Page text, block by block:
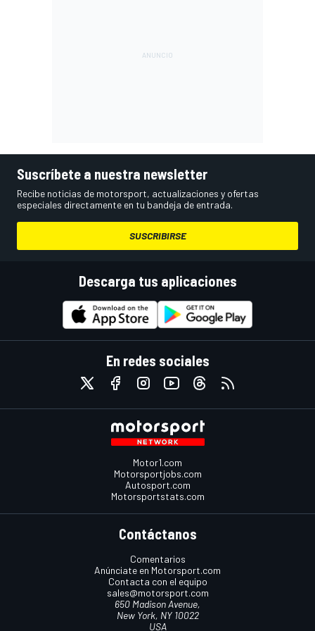
Suscríbete a nuestra newsletter
Recibe noticias de motorsport, actualizaciones y ofertas
especiales directamente en tu bandeja de entrada.
SUSCRIBIRSE
Descarga tus aplicaciones
En redes sociales
Motor1.com
Motorsportjobs.com
Autosport.com
Motorsportstats.com
Contáctanos
Comentarios
Anúnciate en Motorsport.com
Contacta con el equipo
sales@motorsport.com
650 Madison Avenue,
New York, NY 10022
USA